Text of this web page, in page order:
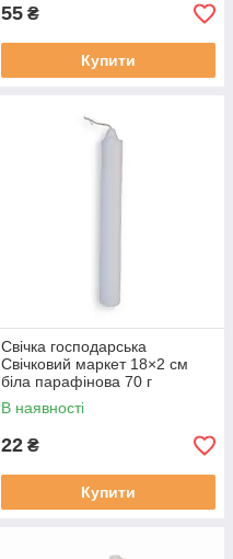
55 ₴
Купити
Свічка господарська
Свічковий маркет 18×2 см
біла парафінова 70 г
універсальна побутова свічка
В наявності
22 ₴
Купити